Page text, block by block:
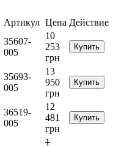
Артикул Цена Действие
35607-
005
10
253
грн
Купить
35693-
005
13
950
грн
Купить
36519-
005
12
481
грн
Купить
1